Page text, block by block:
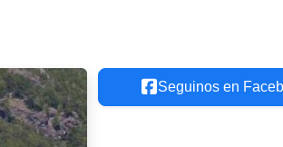
Seguinos en